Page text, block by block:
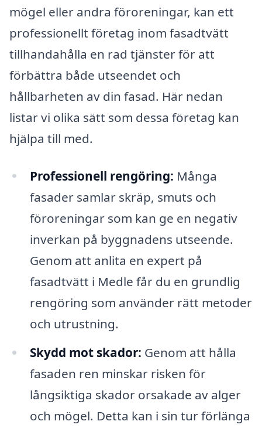
mögel eller andra föroreningar, kan ett
professionellt företag inom fasadtvätt
tillhandahålla en rad tjänster för att
förbättra både utseendet och
hållbarheten av din fasad. Här nedan
listar vi olika sätt som dessa företag kan
hjälpa till med.
Professionell rengöring: Många
fasader samlar skräp, smuts och
föroreningar som kan ge en negativ
inverkan på byggnadens utseende.
Genom att anlita en expert på
fasadtvätt i Medle får du en grundlig
rengöring som använder rätt metoder
och utrustning.
Skydd mot skador: Genom att hålla
fasaden ren minskar risken för
långsiktiga skador orsakade av alger
och mögel. Detta kan i sin tur förlänga